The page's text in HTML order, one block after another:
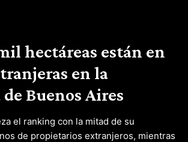
hectáreas están en
en la
Buenos Aires
el ranking con la mitad de su
de propietarios extranjeros, mientras